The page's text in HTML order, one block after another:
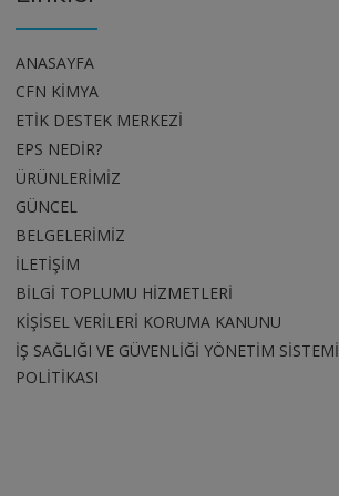
ANASAYFA
CFN KİMYA
ETİK DESTEK MERKEZİ
EPS NEDİR?
ÜRÜNLERİMİZ
GÜNCEL
BELGELERİMİZ
İLETİŞİM
BİLGİ TOPLUMU HİZMETLERİ
KİŞİSEL VERİLERİ KORUMA KANUNU
İŞ SAĞLIĞI VE GÜVENLİĞİ YÖNETİM SİSTEMİ
POLİTİKASI